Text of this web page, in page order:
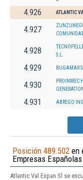
4.926 ATLANTIC
4.927
4.928
S.L.
4.929 BUGAMAR
4.930
PROINMEC
4.931 ABREGO
Posición 489.502 en
Empresas Españolas
Atlantic Val Expan Sl se